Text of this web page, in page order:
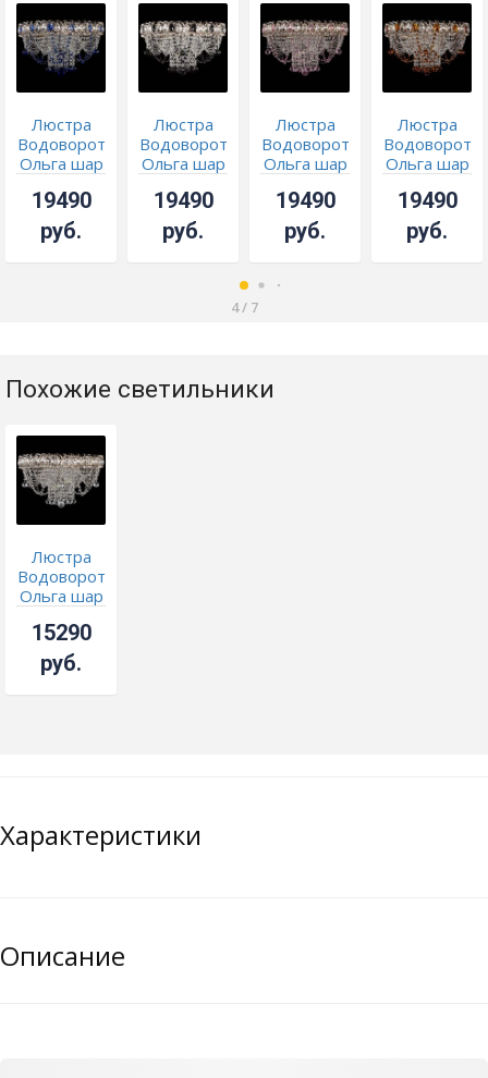
Люстра
Водоворот
Ольга шар
19490
руб.
Люстра
Водоворот
Ольга шар
19490
руб.
Люстра
Водоворот
Ольга шар
19490
руб.
Люстра
Водоворот
Ольга шар
19490
руб.
4/ 7
Похожие светильники
Люстра
Водоворот
Ольга шар
15290
руб.
Характеристики
Описание